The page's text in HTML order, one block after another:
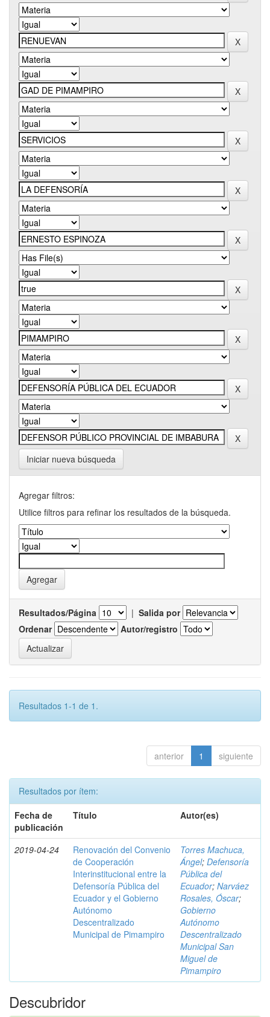
Iniciar nueva búsqueda
Agregar filtros:
Utilice filtros para refinar los resultados de la búsqueda.
Resultados/Página | Salida por
Ordenar
Autor/registro
Resultados 1-1 de 1.
anterior 1 siguiente
Resultados por ítem:
Fecha de
publicación
Título Autor(es)
2019-04-24
Renovación del Convenio
de Cooperación
Interinstitucional entre la
Defensoría Pública del
Ecuador y el Gobierno
Autónomo
Descentralizado
Municipal de Pimampiro
Torres Machuca,
Ángel; Defensoría
Pública del
Ecuador; Narváez
Rosales, Óscar;
Gobierno
Autónomo
Descentralizado
Municipal San
Miguel de
Pimampiro
Descubridor